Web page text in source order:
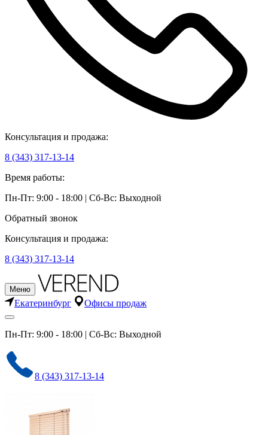
Консультация и продажа:
8 (343) 317-13-14
Время работы:
Пн-Пт: 9:00 - 18:00 | Сб-Вс: Выходной
Обратный звонок
Консультация и продажа:
8 (343) 317-13-14
Меню
Екатеринбург Офисы продаж
Пн-Пт: 9:00 - 18:00 | Сб-Вс: Выходной
8 (343) 317-13-14